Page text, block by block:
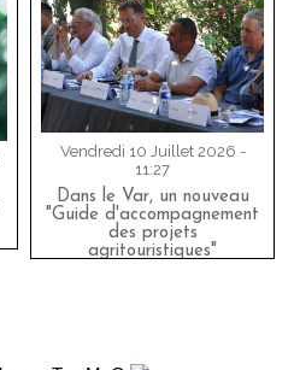
Vendredi 10 Juillet 2026 -
11:27
Dans le Var, un nouveau
"Guide d'accompagnement
des projets
agritouristiques"